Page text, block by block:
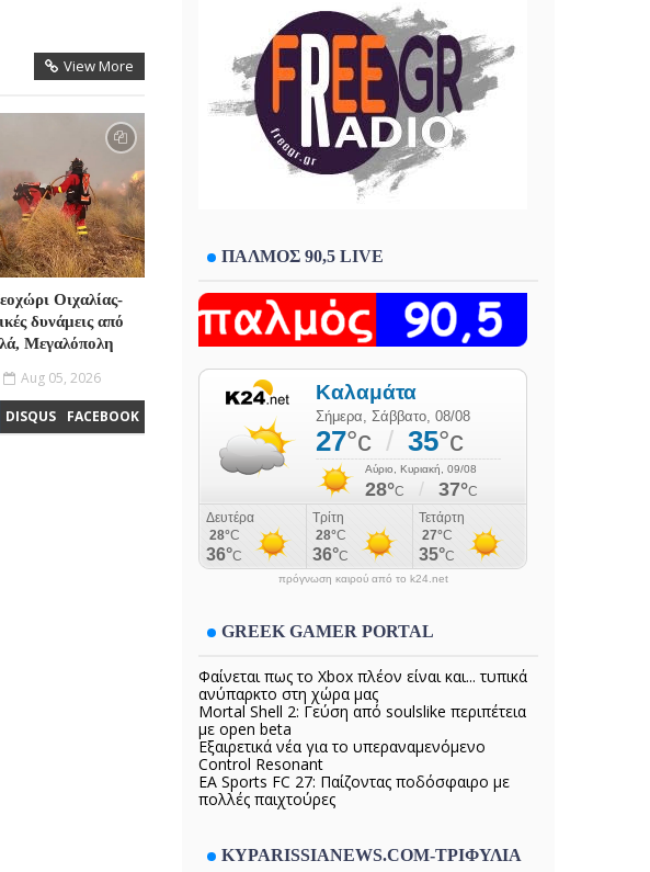
View More
Οιχαλίας-
δυνάμεις από
Μεγαλόπολη
Aug 05, 2026
DISQUS FACEBOOK
ΠΑΛΜΟΣ 90,5 LIVE
πρόγνωση καιρού από το k24.net
GREEK GAMER PORTAL
Φαίνεται πως το Xbox πλέον είναι και... τυπικά
ανύπαρκτο στη χώρα μας
Mortal Shell 2: Γεύση από soulslike περιπέτεια
με open beta
Εξαιρετικά νέα για το υπεραναμενόμενο
Control Resonant
EA Sports FC 27: Παίζοντας ποδόσφαιρο με
πολλές παιχτούρες
KYPARISSIANEWS.COM-ΤΡΙΦΥΛΙΑ